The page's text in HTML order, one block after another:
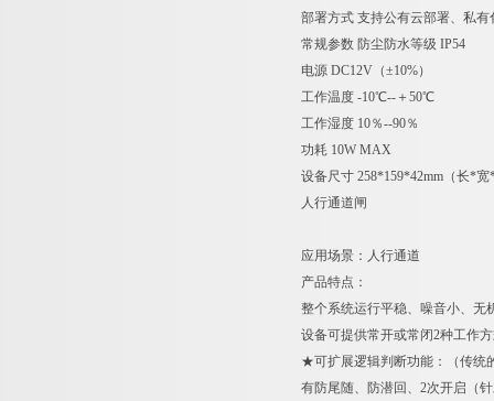
部署方式 支持公有云部署、私
常规参数 防尘防水等级 IP54
电源 DC12V（±10%）
工作温度 -10℃--＋50℃
工作湿度 10％--90％
功耗 10W MAX
设备尺寸 258*159*42mm（长*
人行通道闸
应用场景：人行通道
产品特点：
整个系统运行平稳、噪音小、无
设备可提供常开或常闭2种工作
★可扩展逻辑判断功能：（传统
有防尾随、防潜回、2次开启（